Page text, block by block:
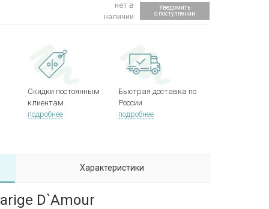
нет в
наличии
Уведомить
о поступлении
Скидки постоянным
клиентам
подробнее
Быстрая доставка по
России
подробнее
Характеристики
D`Amour